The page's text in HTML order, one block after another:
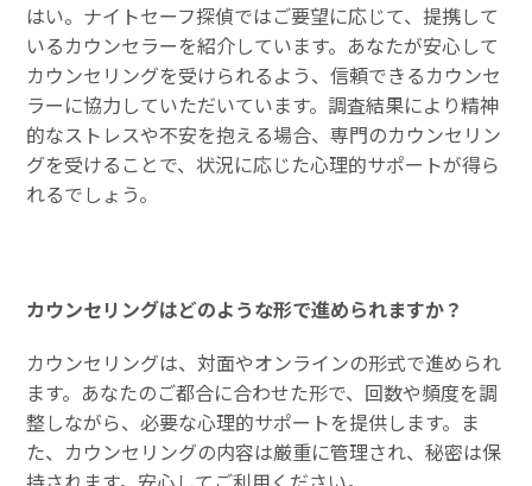
はい。ナイトセーフ探偵ではご要望に応じて、提携して
いるカウンセラーを紹介しています。あなたが安心して
カウンセリングを受けられるよう、信頼できるカウンセ
ラーに協力していただいています。調査結果により精神
的なストレスや不安を抱える場合、専門のカウンセリン
グを受けることで、状況に応じた心理的サポートが得ら
れるでしょう。
カウンセリングはどのような形で進められますか？
カウンセリングは、対面やオンラインの形式で進められ
ます。あなたのご都合に合わせた形で、回数や頻度を調
整しながら、必要な心理的サポートを提供します。ま
た、カウンセリングの内容は厳重に管理され、秘密は保